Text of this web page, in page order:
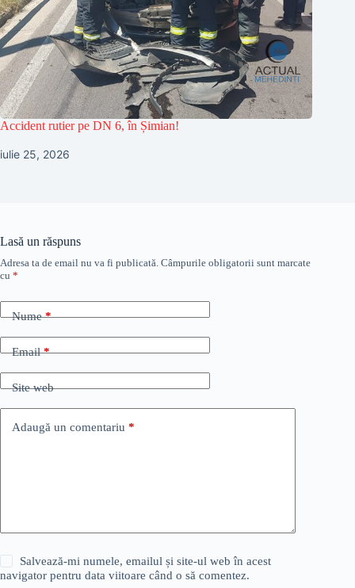
Accident rutier pe DN 6, în Șimian!
iulie 25, 2026
Lasă un răspuns
Adresa ta de email nu va fi publicată. Câmpurile obligatorii sunt marcate
cu *
Nume*
Email*
Site web
Adaugă un comentariu *
Salvează-mi numele, emailul și site-ul web în acest
navigator pentru data viitoare când o să comentez.